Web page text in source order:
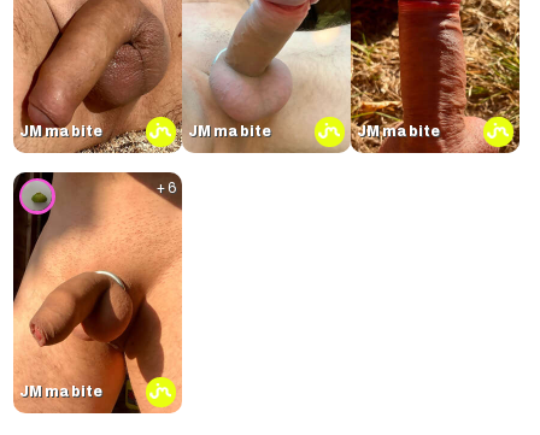
JM ma bite JM ma bite JM ma bite
+ 6
JM ma bite